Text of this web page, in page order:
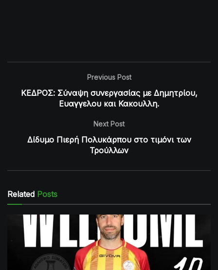
Previous Post
ΚΕΔΡΟΣ: Σύναψη συνεργασίας με Δημητρίου,
Ευαγγελου και Κακουλλη.
Next Post
Δίδυμο Πιερή Πολυκάρπου στο τιμόνι των
Τρούλλων
Related Posts